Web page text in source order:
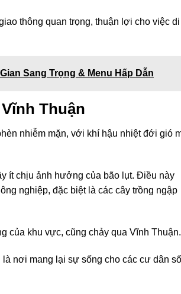
thông quan trọng, thuận lợi cho việc di
Sang Trọng & Menu Hấp Dẫn
Thuận
nhiễm mặn, với khí hậu nhiệt đới gió
ít chịu ảnh hưởng của bão lụt. Điều này
nghiệp, đặc biệt là các cây trồng ngập
của khu vực, cũng chảy qua Vĩnh Thuận.
nơi mang lại sự sống cho các cư dân